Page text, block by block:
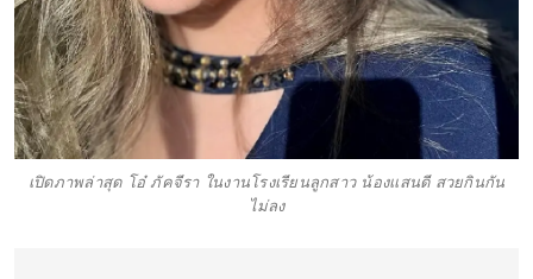
เปิดภาพล่าสุด โอ๋ ภัคจีรา ในงานโรงเรียนลูกสาว น้องเเสนดี สวยกินกัน
ไม่ลง